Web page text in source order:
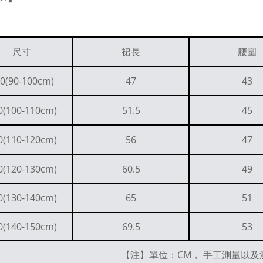
尺寸 裙長 腰圍
100cm) 47 43
110cm) 51.5 45
120cm) 56 47
130cm) 60.5 49
140cm) 65 51
150cm) 69.5 53
【注】單位：CM， 手工測量以